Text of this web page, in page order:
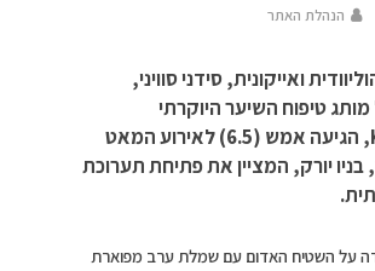
הנהלת האתר
ואייקונית, סידני סוויני,
טיפוח השיער היוקרתי
KERASTASE, הגיעה אמש (6.5) לאירוע המאט
יורק, המציין את פתיחת תערוכת
על השטיח האדום עם שמלת ערב מפוארת